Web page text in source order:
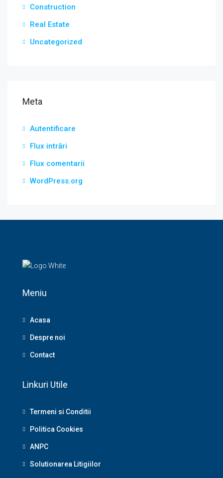
Construction
Real Estate
Uncategorized
Meta
Autentificare
Flux intrări
Flux comentarii
WordPress.org
Meniu
Acasa
Despre noi
Contact
Linkuri Utile
Termeni si Conditii
Politica Cookies
ANPC
Solutionarea Litigiilor